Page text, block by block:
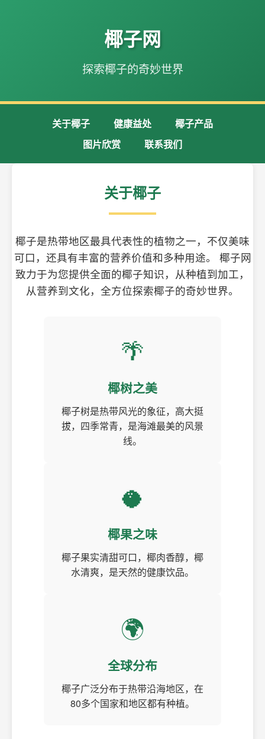
椰子网
探索椰子的奇妙世界
关于椰子 健康益处
椰子产品
图片欣赏
联系我们
关于椰子
椰子是热带地区最具代表性的植物之一，不仅美味
可口，还具有丰富的营养价值和多种用途。 椰子网
致力于为您提供全面的椰子知识，从种植到加工，
从营养到文化，全方位探索椰子的奇妙世界。
🌴
椰树之美
椰子树是热带风光的象征，高大挺
拔，四季常青，是海滩最美的风景
线。
🥥
椰果之味
椰子果实清甜可口，椰肉香醇，椰
水清爽，是天然的健康饮品。
🌍
全球分布
椰子广泛分布于热带沿海地区，在
80多个国家和地区都有种植。